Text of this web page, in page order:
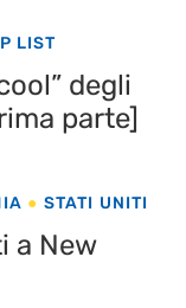
LIST
degli
parte]
STATI UNITI
a New